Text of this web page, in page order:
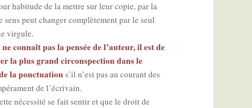
habi­tude de la mettre sur leur copie, par la
sens peut chan­ger com­plè­te­ment par le seul
vir­gule.
connaît pas la pen­sée de l’auteur, il est de
la plus grand cir­cons­pec­tion dans le
la ponc­tua­tion s’il n’est pas au cou­rant des
de l’écrivain.
néces­si­té se fait sen­tir et que le droit de